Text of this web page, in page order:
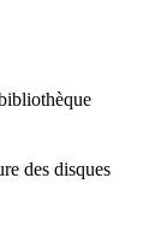
des disques